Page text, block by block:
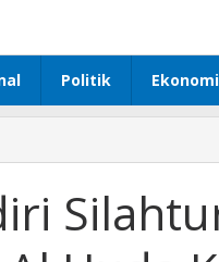
Politik Ekonomi